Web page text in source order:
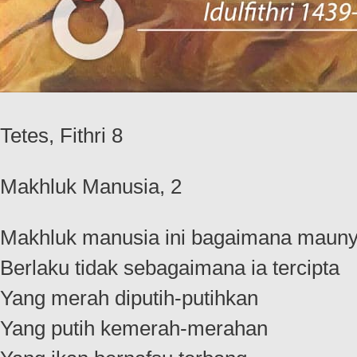
Tetes, Fithri 8
Makhluk Manusia, 2
Makhluk manusia ini bagaimana
Berlaku tidak sebagaimana ia tercipta
Yang merah diputih-putihkan
Yang putih kemerah-merahan